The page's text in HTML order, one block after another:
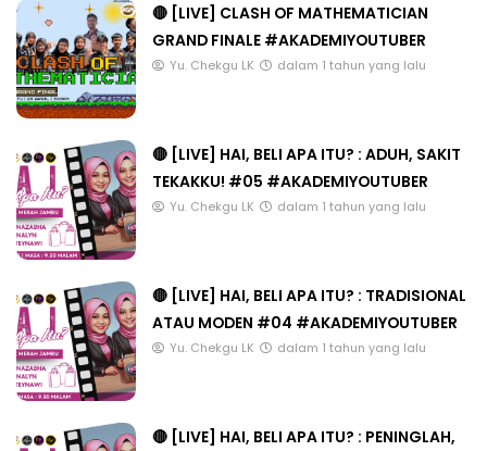
🔴 [LIVE] CLASH OF MATHEMATICIAN
GRAND FINALE #AKADEMIYOUTUBER
Yu. Chekgu LK dalam 1 tahun yang lalu
🔴 [LIVE] HAI, BELI APA ITU? : ADUH, SAKIT
TEKAKKU! #05 #AKADEMIYOUTUBER
Yu. Chekgu LK dalam 1 tahun yang lalu
🔴 [LIVE] HAI, BELI APA ITU? : TRADISIONAL
ATAU MODEN #04 #AKADEMIYOUTUBER
Yu. Chekgu LK dalam 1 tahun yang lalu
🔴 [LIVE] HAI, BELI APA ITU? : PENINGLAH,